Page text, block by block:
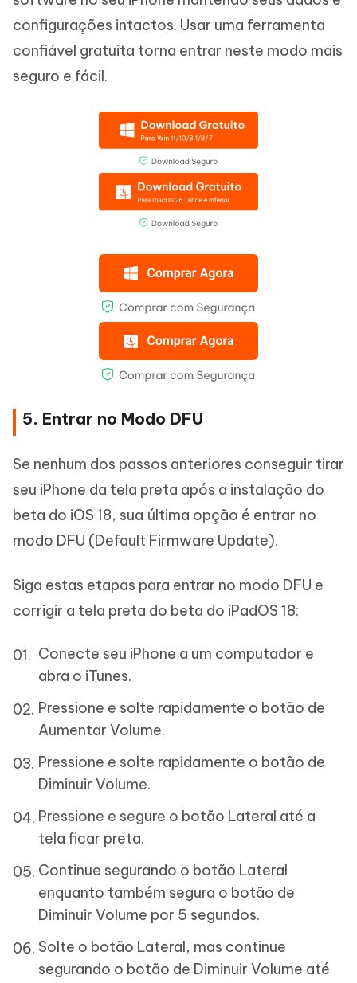
configurações intactos. Usar uma ferramenta
confiável gratuita torna entrar neste modo mais
seguro e fácil.
5. Entrar no Modo DFU
Se nenhum dos passos anteriores conseguir tirar
seu iPhone da tela preta após a instalação do
beta do iOS 18, sua última opção é entrar no
modo DFU (Default Firmware Update).
Siga estas etapas para entrar no modo DFU e
corrigir a tela preta do beta do iPadOS 18:
Conecte seu iPhone a um computador e
abra o iTunes.
Pressione e solte rapidamente o botão de
Aumentar Volume.
Pressione e solte rapidamente o botão de
Diminuir Volume.
Pressione e segure o botão Lateral até a
tela ficar preta.
Continue segurando o botão Lateral
enquanto também segura o botão de
Diminuir Volume por 5 segundos.
Solte o botão Lateral, mas continue
segurando o botão de Diminuir Volume até